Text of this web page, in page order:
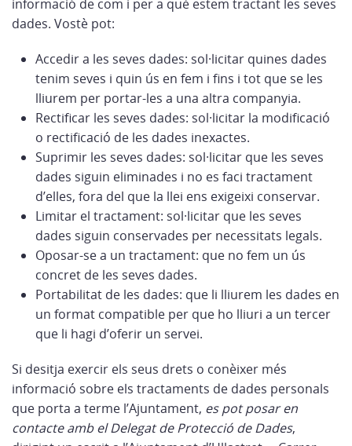
informació de com i per a què estem tractant les seves
dades. Vostè pot:
Accedir a les seves dades: sol·licitar quines dades
tenim seves i quin ús en fem i fins i tot que se les
lliurem per portar-les a una altra companyia.
Rectificar les seves dades: sol·licitar la modificació
o rectificació de les dades inexactes.
Suprimir les seves dades: sol·licitar que les seves
dades siguin eliminades i no es faci tractament
d’elles, fora del que la llei ens exigeixi conservar.
Limitar el tractament: sol·licitar que les seves
dades siguin conservades per necessitats legals.
Oposar-se a un tractament: que no fem un ús
concret de les seves dades.
Portabilitat de les dades: que li lliurem les dades en
un format compatible per que ho lliuri a un tercer
que li hagi d’oferir un servei.
Si desitja exercir els seus drets o conèixer més
informació sobre els tractaments de dades personals
que porta a terme l’Ajuntament, es pot posar en
contacte amb el Delegat de Protecció de Dades,